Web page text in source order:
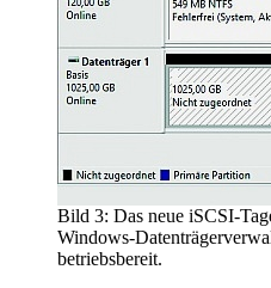
Bild 3: Das neue iSCSI-
Windows-
betriebsbereit.